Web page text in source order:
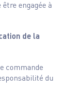
engagée à
de la
commande
du